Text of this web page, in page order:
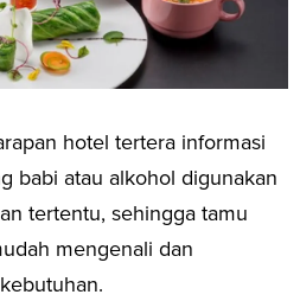
hotel tertera informasi
babi atau alkohol digunakan
tertentu, sehingga tamu
mengenali dan